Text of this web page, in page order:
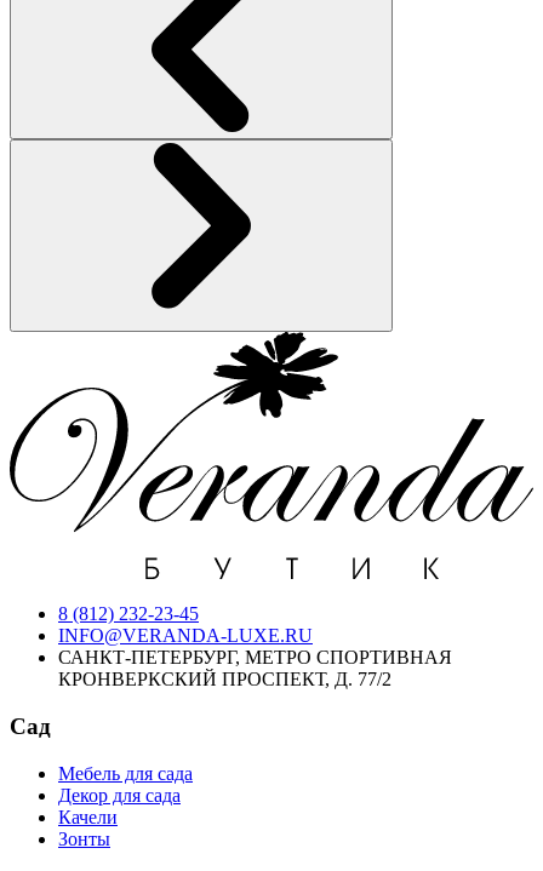
8 (812) 232-23-45
INFO@VERANDA-LUXE.RU
САНКТ-ПЕТЕРБУРГ, МЕТРО СПОРТИВНАЯ
КРОНВЕРКСКИЙ ПРОСПЕКТ, Д. 77/2
Сад
Мебель для сада
Декор для сада
Качели
Зонты